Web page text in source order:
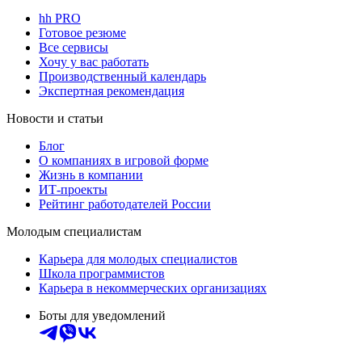
hh PRO
Готовое резюме
Все сервисы
Хочу у вас работать
Производственный календарь
Экспертная рекомендация
Новости и статьи
Блог
О компаниях в игровой форме
Жизнь в компании
ИТ-проекты
Рейтинг работодателей России
Молодым специалистам
Карьера для молодых специалистов
Школа программистов
Карьера в некоммерческих организациях
Боты для уведомлений